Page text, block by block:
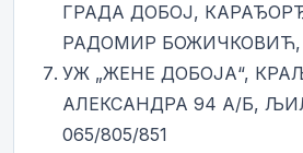
ГРАДА ДОБОЈ,
РАДОМИР БОЖИЧКОВИЋ,
УЖ „ЖЕНЕ ДОБОЈА“,
АЛЕКСАНДРА 94 А/Б,
065/805/851